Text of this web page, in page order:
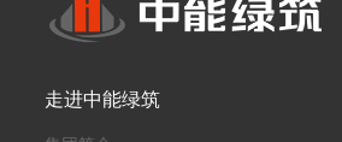
走进中能绿筑